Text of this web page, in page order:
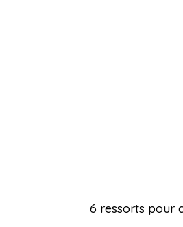
6 ressorts pour